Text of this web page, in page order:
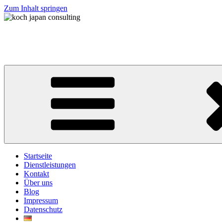
Zum Inhalt springen
Startseite
Dienstleistungen
Kontakt
Über uns
Blog
Impressum
Datenschutz